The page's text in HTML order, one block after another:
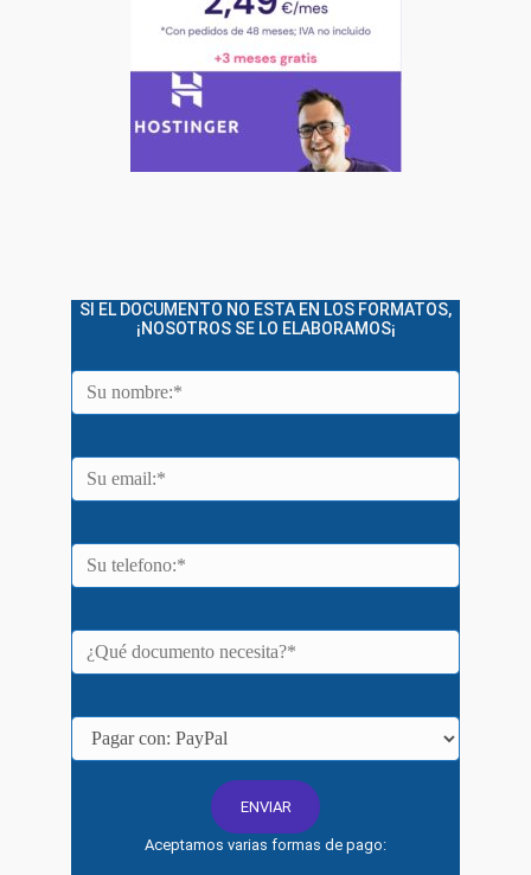
SI EL DOCUMENTO NO ESTA EN LOS FORMATOS,
¡NOSOTROS SE LO ELABORAMOS¡
Aceptamos varias formas de pago: